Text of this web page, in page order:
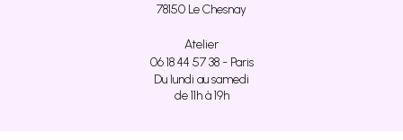
78150 Le Chesnay
Atelier
06 18 44 57 38 - Paris
Du lundi au samedi
de 11h à 19h